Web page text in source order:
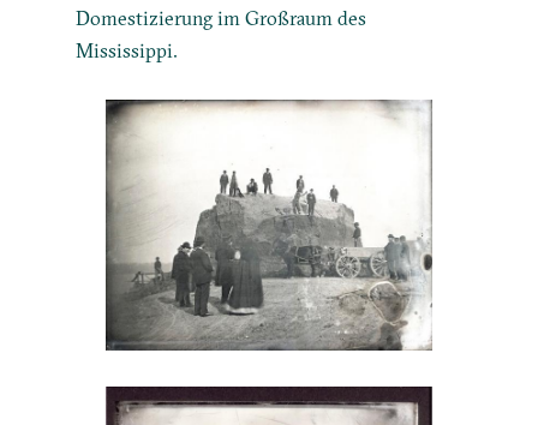
Domestizierung im Großraum des
Mississippi.